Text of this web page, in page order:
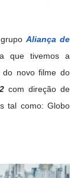
Aliança de
que tivemos a
do novo filme do
com direção de
tal como: Globo